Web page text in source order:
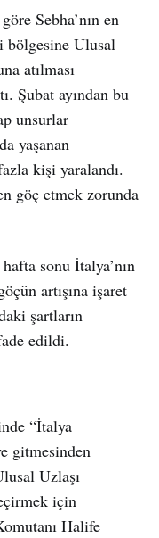
Sebha’nın en
bölgesine Ulusal
atılması
Şubat ayından bu
unsurlar
yaşanan
kişi yaralandı.
göç etmek zorunda
sonu İtalya’nın
artışına işaret
şartların
edildi.
“İtalya
gitmesinden
Uzlaşı
için
Halife